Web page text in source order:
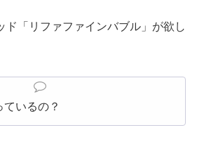
ド「リファファインバブル」が欲し
ているの？